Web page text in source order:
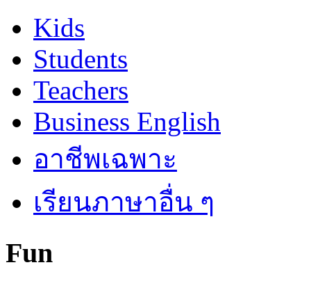
Kids
Students
Teachers
Business English
อาชีพเฉพาะ
เรียนภาษาอื่น ๆ
Fun